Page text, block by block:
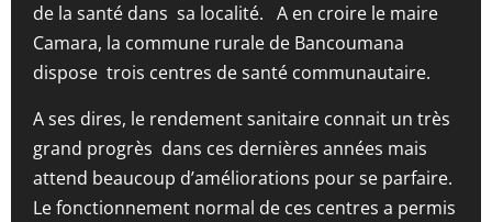
de la santé dans sa localité. A en croire le maire
Camara, la commune rurale de Bancoumana
dispose trois centres de santé communautaire.
A ses dires, le rendement sanitaire connait un très
grand progrès dans ces dernières années mais
attend beaucoup d’améliorations pour se parfaire.
Le fonctionnement normal de ces centres a permis